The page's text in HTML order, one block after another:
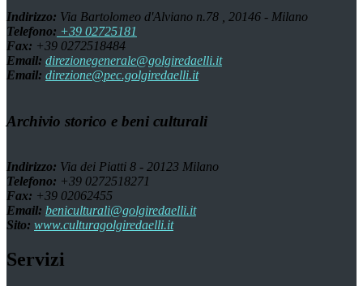
Indirizzo: Via Bartolomeo d'Alviano n.78 , 20146 - Milano
Telefono: +39 02725181
Fax: +39 0272518484
Email: direzionegenerale@golgiredaelli.it
Email: direzione@pec.golgiredaelli.it
Archivio storico e beni culturali
Indirizzo: Via dei Piatti 8 - 20123 Milano
Telefono: +39 0272518271
Fax: +39 02062455
Email: beniculturali@golgiredaelli.it
Sito: www.culturagolgiredaelli.it
Servizi